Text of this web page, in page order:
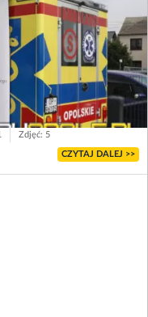
Zdjęć: 5
CZYTAJ DALEJ >>